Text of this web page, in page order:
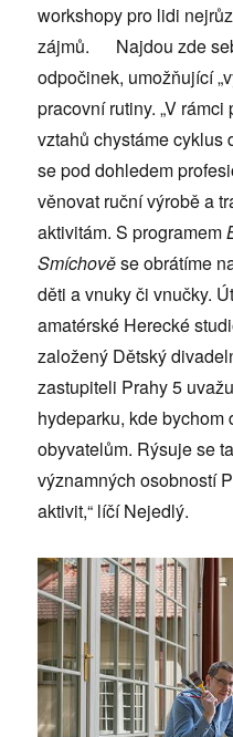
workshopy pro lidi
zájmů. Najdou zde
odpočinek, umožňující
pracovní rutiny. „V
vztahů chystáme cyklus
se pod dohledem
věnovat ruční výrobě a
aktivitám. S programem
Smíchověse obrátíme
děti a vnuky či vnučky.
amatérské Herecké
založený Dětský
zastupiteli Prahy 5
hydeparku, kde bychom
obyvatelům. Rýsuje se
významných osobností
aktivit,“ líčí Nejedlý.